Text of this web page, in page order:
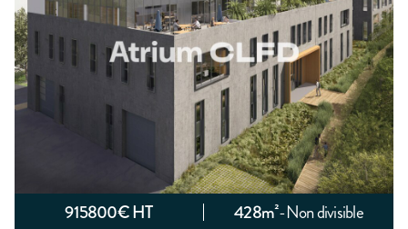
915800€ HT 428m²-Non divisible